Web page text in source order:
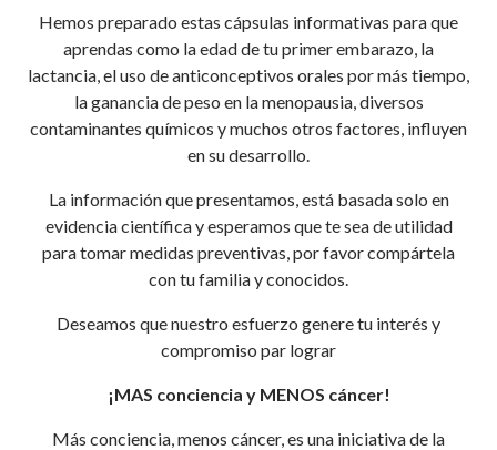
Hemos preparado estas cápsulas informativas para que
aprendas como la edad de tu primer embarazo, la
lactancia, el uso de anticonceptivos orales por más tiempo,
la ganancia de peso en la menopausia, diversos
contaminantes químicos y muchos otros factores, influyen
en su desarrollo.
La información que presentamos, está basada solo en
evidencia científica y esperamos que te sea de utilidad
para tomar medidas preventivas, por favor compártela
con tu familia y conocidos.
Deseamos que nuestro esfuerzo genere tu interés y
compromiso par lograr
¡MAS conciencia y MENOS cáncer!
Más conciencia, menos cáncer, es una iniciativa de la